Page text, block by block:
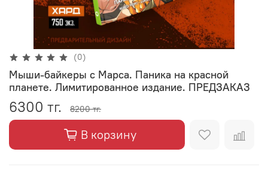
(0)
Мыши-байкеры с Марса. Паника на красной
планете. Лимитированное издание. ПРЕДЗАКАЗ
6300 тг. 8200 тг.
В корзину